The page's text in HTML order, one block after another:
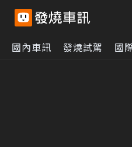
國內車訊 發燒試駕 國